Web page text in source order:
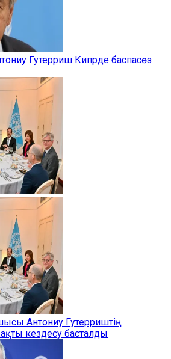
Гутерриш Кипрде баспасөз
Антониу Гутерриштің
кездесу басталды